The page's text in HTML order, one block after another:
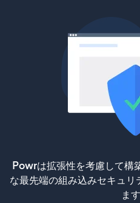
Powrは拡張性を考慮して構
な最先端の組み込みセキュ
ます